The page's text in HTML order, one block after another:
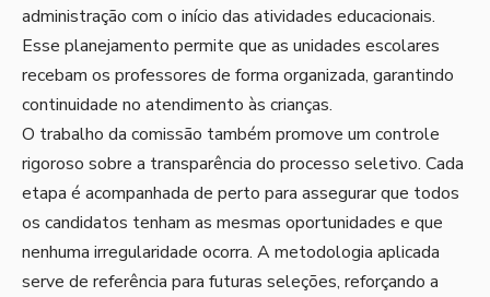
administração com o início das atividades educacionais.
Esse planejamento permite que as unidades escolares
recebam os professores de forma organizada, garantindo
continuidade no atendimento às crianças.
O trabalho da comissão também promove um controle
rigoroso sobre a transparência do processo seletivo. Cada
etapa é acompanhada de perto para assegurar que todos
os candidatos tenham as mesmas oportunidades e que
nenhuma irregularidade ocorra. A metodologia aplicada
serve de referência para futuras seleções, reforçando a